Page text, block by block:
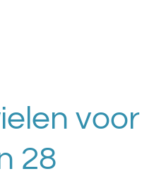
voor
28